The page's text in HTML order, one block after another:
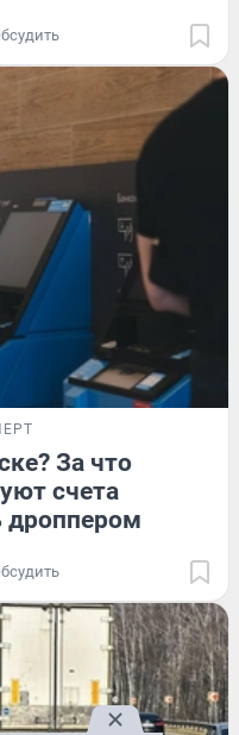
За что
счета
дроппером